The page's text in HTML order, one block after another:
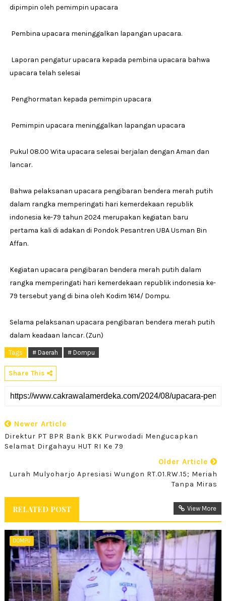
dipimpin oleh pemimpin upacara
Pembina upacara meninggalkan lapangan upacara.
Laporan pengatur upacara kepada pembina upacara bahwa
upacara telah selesai
Penghormatan kepada pemimpin upacara
Pemimpin upacara meninggalkan lapangan upacara
Pukul 08.00 Wita upacara selesai berjalan dengan Aman dan
lancar.
Bahwa pelaksanan upacara pengibaran bendera merah putih
dalam rangka memperingati hari kemerdekaan republik
indonesia ke-79 tahun 2024 merupakan kegiatan baru
pertama kali di adakan di Pondok Pesantren UBA Usman Bin
Affan.
Kegiatan upacara pengibaran bendera merah putih dalam
rangka memperingati hari kemerdekaan republik indonesia ke-
79 tersebut yang di bina oleh Kodim 1614/ Dompu.
Selama pelaksanan upacara pengibaran bendera merah putih
dalam keadaan lancar. (Zun)
Tags # Daerah # Dompu
Share This
Newer Article
Direktur PT BPR Bank BKK Purwodadi Mengucapkan
Selamat Dirgahayu HUT RI Ke 79
Older Article
Lurah Mulyoharjo Apresiasi Wungon RT.01.RW.15; Meriah
Tanpa Miras
RELATED POST View More
DOMPU